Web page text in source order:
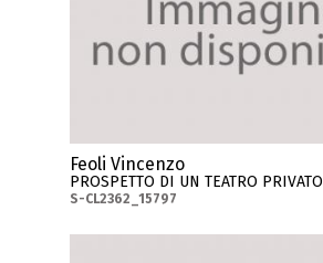
Feoli Vincenzo
PROSPETTO DI UN TEATRO PRIVATO
S-CL2362_15797